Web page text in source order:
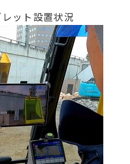
ット設置状況